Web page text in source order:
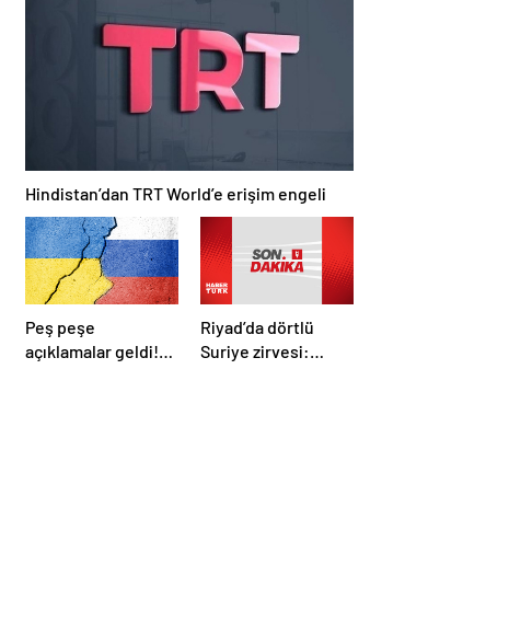
Hindistan’dan TRT World’e erişim engeli
Peş peşe
açıklamalar geldi!
Riyad’da dörtlü
Suriye zirvesi: